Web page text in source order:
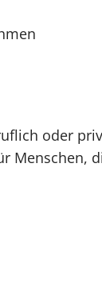
oder
Menschen,